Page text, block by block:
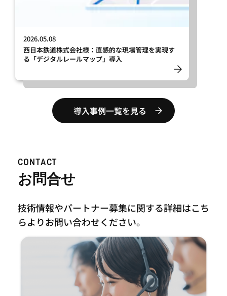
2026.05.08
西日本鉄道株式会社様：直感的な現場管理を実現す
る「デジタルレールマップ」導入
導入事例一覧を見る
CONTACT
お問合せ
技術情報やパートナー募集に関する詳細はこち
らよりお問い合わせください。